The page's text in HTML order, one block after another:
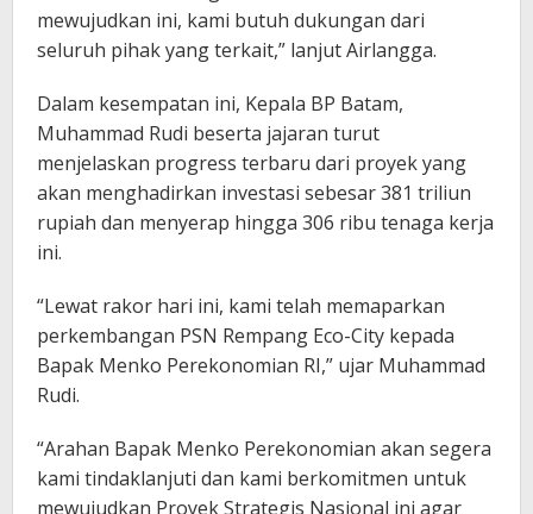
mewujudkan ini, kami butuh dukungan dari
seluruh pihak yang terkait,” lanjut Airlangga.
Dalam kesempatan ini, Kepala BP Batam,
Muhammad Rudi beserta jajaran turut
menjelaskan progress terbaru dari proyek yang
akan menghadirkan investasi sebesar 381 triliun
rupiah dan menyerap hingga 306 ribu tenaga kerja
ini.
“Lewat rakor hari ini, kami telah memaparkan
perkembangan PSN Rempang Eco-City kepada
Bapak Menko Perekonomian RI,” ujar Muhammad
Rudi.
“Arahan Bapak Menko Perekonomian akan segera
kami tindaklanjuti dan kami berkomitmen untuk
mewujudkan Proyek Strategis Nasional ini agar